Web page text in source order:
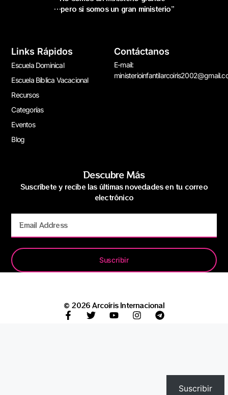
…pero si somos un gran ministerio”
Links Rápidos
Escuela Dominical
Escuela Bíblica Vacacional
Recursos
Categorías
Eventos
Blog
Contáctanos
E-mail:
Descubre Más
Suscríbete y recibe las últimas novedades en tu correo
electrónico
Suscribir
© 2026 Arcoíris Internacional
Suscribir